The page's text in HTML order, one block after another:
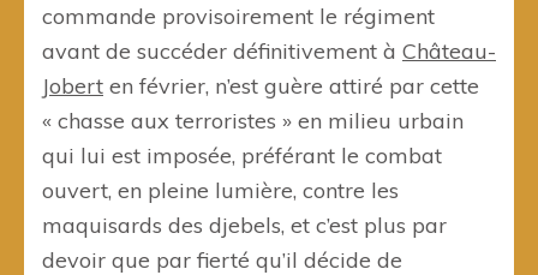
commande provisoirement le régiment
avant de succéder définitivement à Château-
Jobert en février, n’est guère attiré par cette
« chasse aux terroristes » en milieu urbain
qui lui est imposée, préférant le combat
ouvert, en pleine lumière, contre les
maquisards des djebels, et c’est plus par
devoir que par fierté qu’il décide de